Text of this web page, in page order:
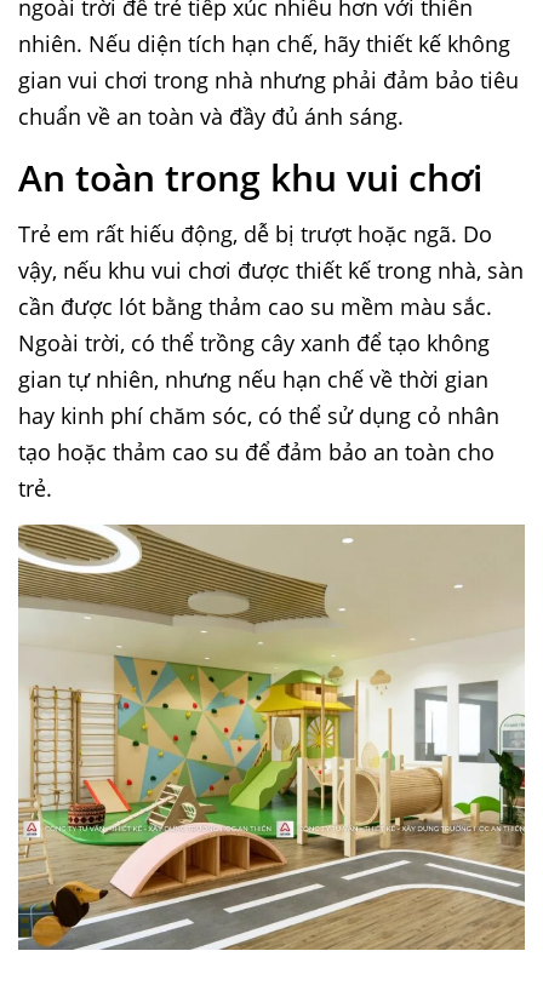
ngoài trời để trẻ tiếp xúc nhiều hơn với thiên
nhiên. Nếu diện tích hạn chế, hãy thiết kế không
gian vui chơi trong nhà nhưng phải đảm bảo tiêu
chuẩn về an toàn và đầy đủ ánh sáng.
An toàn trong khu vui chơi
Trẻ em rất hiếu động, dễ bị trượt hoặc ngã. Do
vậy, nếu khu vui chơi được thiết kế trong nhà, sàn
cần được lót bằng thảm cao su mềm màu sắc.
Ngoài trời, có thể trồng cây xanh để tạo không
gian tự nhiên, nhưng nếu hạn chế về thời gian
hay kinh phí chăm sóc, có thể sử dụng cỏ nhân
tạo hoặc thảm cao su để đảm bảo an toàn cho
trẻ.